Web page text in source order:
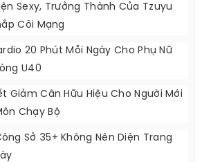
Sexy, Trưởng Thành Của Tzuyu
Cõi Mạng
20 Phút Mỗi Ngày Cho Phụ Nữ
U40
Giảm Cân Hữu Hiệu Cho Người Mới
Chạy Bộ
Sở 35+ Không Nên Diện Trang